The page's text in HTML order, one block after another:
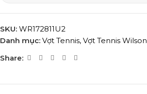
SKU: WR172811U2
Danh mục: Vợt Tennis, Vợt Tennis Wilson
Share: